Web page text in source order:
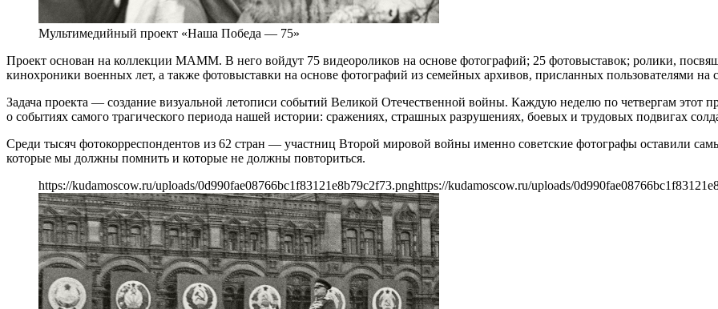
Мультимедийный проект «Наша Победа — 75»
Проект основан на коллекции МАММ. В него войдут 75 видеороликов на основе фотографий; 25 фотовыставок; ролики,
кинохроники военных лет, а также фотовыставки на основе фотографий из семейных архивов, присланных пользователями на
Задача проекта — создание визуальной летописи событий Великой Отечественной войны. Каждую неделю по четвергам этот
о событиях самого трагического периода нашей истории: сражениях, страшных разрушениях, боевых и трудовых подвигах
Среди тысяч фотокорреспондентов из 62 стран — участниц Второй мировой войны именно советские фотографы оставили
которые мы должны помнить и которые не должны повториться.
https://kudamoscow.ru/uploads/0d990fae08766bc1f83121e8b79c2f73.pnghttps://kudamoscow.ru/uploads/